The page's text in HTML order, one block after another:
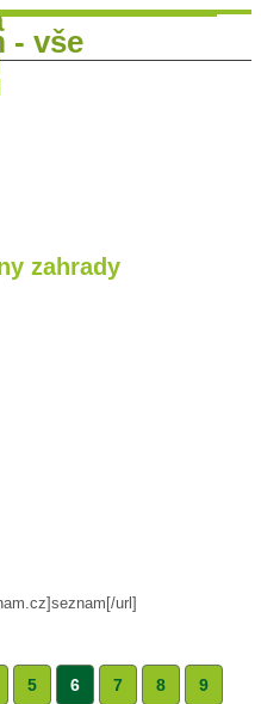
- vše
zahrady
url]
5 6 7 8 9